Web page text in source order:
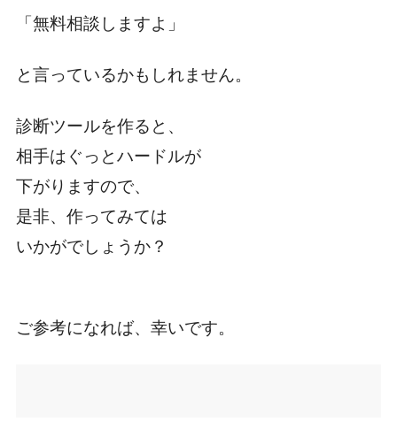
「無料相談しますよ」
と言っているかもしれません。
診断ツールを作ると、
相手はぐっとハードルが
下がりますので、
是非、作ってみては
いかがでしょうか？
ご参考になれば、幸いです。